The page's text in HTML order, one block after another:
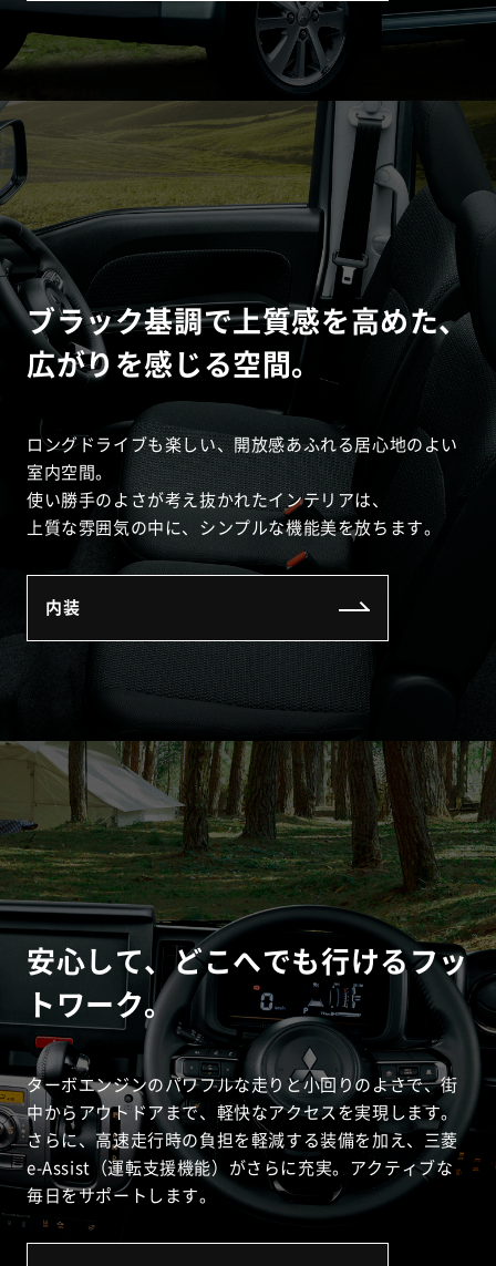
ブラック基調で上質感を高めた、
広がりを感じる空間。
ロングドライブも楽しい、開放感あふれる居心地のよい
室内空間。
使い勝手のよさが考え抜かれたインテリアは、
上質な雰囲気の中に、シンプルな機能美を放ちます。
内装
安心して、どこへでも行けるフッ
トワーク。
ターボエンジンのパワフルな走りと小回りのよさで、街
中からアウトドアまで、軽快なアクセスを実現します。
さらに、高速走行時の負担を軽減する装備を加え、三菱
e-Assist（運転支援機能）がさらに充実。アクティブな
毎日をサポートします。